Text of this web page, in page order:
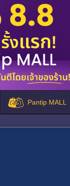
Pantip MALL